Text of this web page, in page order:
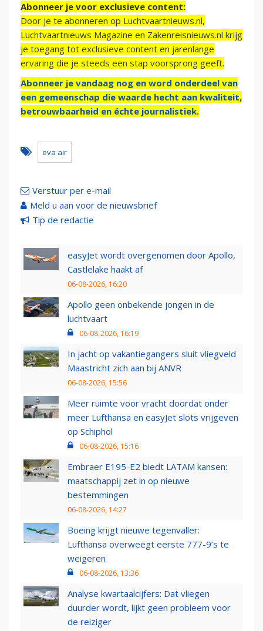
Abonneer je voor exclusieve content:
Door je te abonneren op Luchtvaartnieuws.nl,
Luchtvaartnieuws Magazine en Zakenreisnieuws.nl krijg
je toegang tot exclusieve content en jarenlange
ervaring die je steeds een stap voorsprong geeft.
Abonneer je vandaag nog en word onderdeel van
een gemeenschap die waarde hecht aan kwaliteit,
betrouwbaarheid en échte journalistiek.
eva air
Verstuur per e-mail
Meld u aan voor de nieuwsbrief
Tip de redactie
easyJet wordt overgenomen door Apollo,
Castlelake haakt af
06-08-2026, 16:20
Apollo geen onbekende jongen in de
luchtvaart
06-08-2026, 16:19
In jacht op vakantiegangers sluit vliegveld
Maastricht zich aan bij ANVR
06-08-2026, 15:56
Meer ruimte voor vracht doordat onder
meer Lufthansa en easyJet slots vrijgeven
op Schiphol
06-08-2026, 15:16
Embraer E195-E2 biedt LATAM kansen:
maatschappij zet in op nieuwe
bestemmingen
06-08-2026, 14:27
Boeing krijgt nieuwe tegenvaller:
Lufthansa overweegt eerste 777-9’s te
weigeren
06-08-2026, 13:36
Analyse kwartaalcijfers: Dat vliegen
duurder wordt, lijkt geen probleem voor
de reiziger